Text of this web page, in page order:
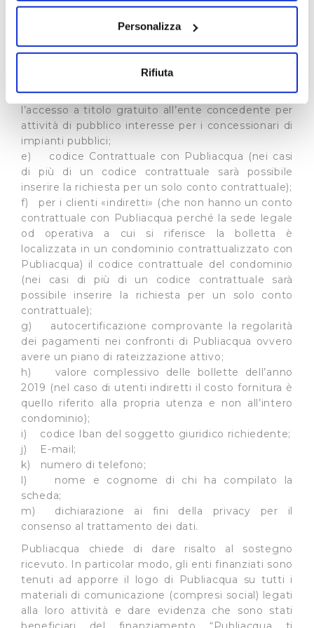
Con il tuo consenso, vorremmo anche:
raccogliere informazioni sulla tua posizione
Identificare il tuo dispositivo, scansionandolo
attivamente alla ricerca di caratteristiche specifiche
(impronte digitali).
Approfondisci come vengono elaborati i tuoi dati personali
e imposta le tue preferenze nellasezione dettagli. Puoi
modificare o ritirare il tuo consenso in qualsiasi momento
dalla Dichiarazione sui cookie.
Utilizziamo dei cookie tecnici necessari per rendere
fruibile il sito web abilitandone funzionalità di base quali
la navigazione sulle pagine e l'accesso alle aree
protette. In linea con le preferenze manifestate
dall’Utente e con i consensi dallo stesso prestati, i
cookie possono essere inoltre utilizzati per analizzare il
traffico sul nostro sito web, per personalizzare
contenuti ed annunci e per fornire funzionalità dei social
media, condividendo informazioni sul modo in cui
l’Utente utilizza il nostro sito con i nostri partner. Tali
soggetti, che si occupano di analisi dei dati web,
pubblicità e social media, potrebbero combinare le
informazioni ricevute con altre informazioni che l’Utente
ha fornito loro o che hanno raccolto dal suo utilizzo dei
loro servizi.
Cliccando su "Accetta tutti", l'Utente accetta di
sopra indicate.
Cliccando su "Personalizza" l’Utente può gestire
direttamente le proprie preferenze selezionando i
singoli cookie desiderati e le terze parti destinatarie
Personalizza
Rifiuta
b) codice fiscale;
d) autocertificazione comprovante lo svolgimento
di un servizio pubblico ovvero di garantire
l’accesso a titolo gratuito all’ente concedente per
attività di pubblico interesse per i concessionari di
impianti pubblici;
e) codice Contrattuale con Publiacqua (nei casi
di più di un codice contrattuale sarà possibile
inserire la richiesta per un solo conto contrattuale);
f) per i clienti «indiretti» (che non hanno un conto
contrattuale con Publiacqua perché la sede legale
od operativa a cui si riferisce la bolletta è
localizzata in un condominio contrattualizzato con
Publiacqua) il codice contrattuale del condominio
(nei casi di più di un codice contrattuale sarà
possibile inserire la richiesta per un solo conto
contrattuale);
g) autocertificazione comprovante la regolarità
dei pagamenti nei confronti di Publiacqua ovvero
avere un piano di rateizzazione attivo;
h) valore complessivo delle bollette dell’anno
2019 (nel caso di utenti indiretti il costo fornitura è
quello riferito alla propria utenza e non all’intero
condominio);
i) codice Iban del soggetto giuridico richiedente;
j) E-mail;
k) numero di telefono;
l) nome e cognome di chi ha compilato la
scheda;
m) dichiarazione ai fini della privacy per il
consenso al trattamento dei dati.
Publiacqua chiede di dare risalto al sostegno
ricevuto. In particolar modo, gli enti finanziati sono
tenuti ad apporre il logo di Publiacqua su tutti i
materiali di comunicazione (compresi social) legati
alla loro attività e dare evidenza che sono stati